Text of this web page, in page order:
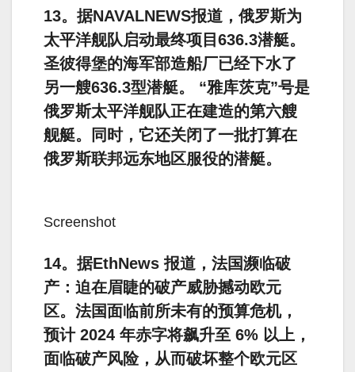
13。据NAVALNEWS报道，俄罗斯为
太平洋舰队启动最终项目636.3潜艇。
圣彼得堡的海军部造船厂已经下水了
另一艘636.3型潜艇。 “雅库茨克”号是
俄罗斯太平洋舰队正在建造的第六艘
舰艇。同时，它还关闭了一批打算在
俄罗斯联邦远东地区服役的潜艇。
Screenshot
14。据EthNews 报道，法国濒临破
产：迫在眉睫的破产威胁撼动欧元
区。法国面临前所未有的预算危机，
预计 2024 年赤字将飙升至 6% 以上，
面临破产风险，从而破坏整个欧元区